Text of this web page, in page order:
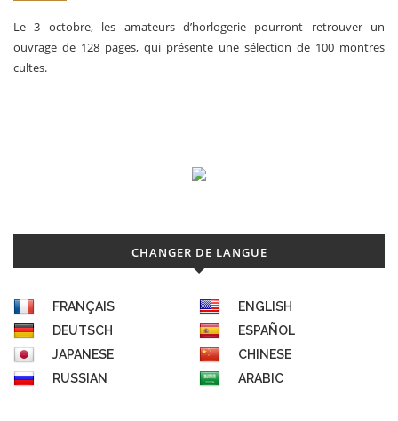
Le 3 octobre, les amateurs d’horlogerie pourront retrouver un
ouvrage de 128 pages, qui présente une sélection de 100 montres
cultes.
CHANGER DE LANGUE
FRANÇAIS
ENGLISH
DEUTSCH
ESPAÑOL
JAPANESE
CHINESE
RUSSIAN
ARABIC